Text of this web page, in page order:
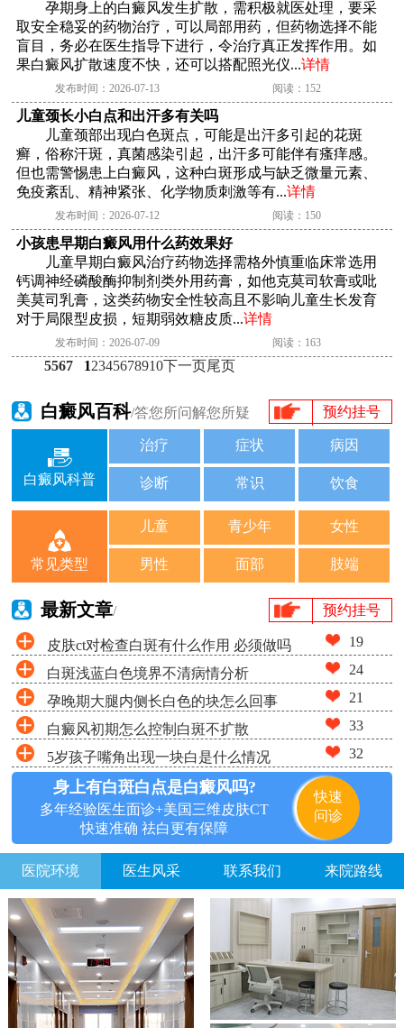
孕期身上的白癜风发生扩散，需积极就医处理，要采
取安全稳妥的药物治疗，可以局部用药，但药物选择不能
盲目，务必在医生指导下进行，令治疗真正发挥作用。如
果白癜风扩散速度不快，还可以搭配照光仪...详情
发布时间：2026-07-13 阅读：152
儿童颈长小白点和出汗多有关吗
儿童颈部出现白色斑点，可能是出汗多引起的花斑
癣，俗称汗斑，真菌感染引起，出汗多可能伴有瘙痒感。
但也需警惕患上白癜风，这种白斑形成与缺乏微量元素、
免疫紊乱、精神紧张、化学物质刺激等有...详情
发布时间：2026-07-12 阅读：150
小孩患早期白癜风用什么药效果好
儿童早期白癜风治疗药物选择需格外慎重临床常选用
钙调神经磷酸酶抑制剂类外用药膏，如他克莫司软膏或吡
美莫司乳膏，这类药物安全性较高且不影响儿童生长发育
对于局限型皮损，短期弱效糖皮质...详情
发布时间：2026-07-09 阅读：163
5567 12345678910下一页尾页
白癜风百科/答您所问解您所疑 预约挂号
白癜风科普
治疗 症状 病因
诊断 常识 饮食
常见类型
儿童 青少年 女性
男性 面部 肢端
最新文章/ 预约挂号
皮肤ct对检查白斑有什么作用 必须做吗 19
白斑浅蓝白色境界不清病情分析 24
孕晚期大腿内侧长白色的块怎么回事 21
白癜风初期怎么控制白斑不扩散 33
5岁孩子嘴角出现一块白是什么情况 32
身上有白斑白点是白癜风吗?
多年经验医生面诊+美国三维皮肤CT
快速准确 祛白更有保障
快速
问诊
医院环境 医生风采 联系我们 来院路线